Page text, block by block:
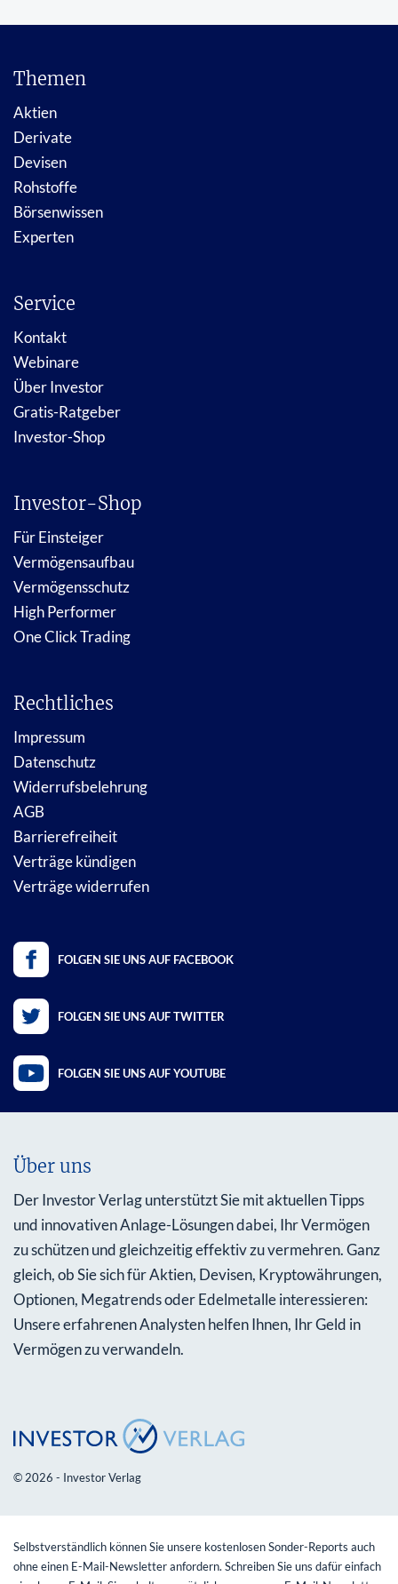
Themen
Aktien
Derivate
Devisen
Rohstoffe
Börsenwissen
Experten
Service
Kontakt
Webinare
Über Investor
Gratis-Ratgeber
Investor-Shop
Investor-Shop
Für Einsteiger
Vermögensaufbau
Vermögensschutz
High Performer
One Click Trading
Rechtliches
Impressum
Datenschutz
Widerrufsbelehrung
AGB
Barrierefreiheit
Verträge kündigen
Verträge widerrufen
FOLGEN SIE UNS AUF FACEBOOK
FOLGEN SIE UNS AUF TWITTER
FOLGEN SIE UNS AUF YOUTUBE
Über uns
Der Investor Verlag unterstützt Sie mit aktuellen Tipps
und innovativen Anlage-Lösungen dabei, Ihr Vermögen
zu schützen und gleichzeitig effektiv zu vermehren. Ganz
gleich, ob Sie sich für Aktien, Devisen, Kryptowährungen,
Optionen, Megatrends oder Edelmetalle interessieren:
Unsere erfahrenen Analysten helfen Ihnen, Ihr Geld in
Vermögen zu verwandeln.
© 2026 - Investor Verlag
Selbstverständlich können Sie unsere kostenlosen Sonder-Reports auch
ohne einen E-Mail-Newsletter anfordern. Schreiben Sie uns dafür einfach